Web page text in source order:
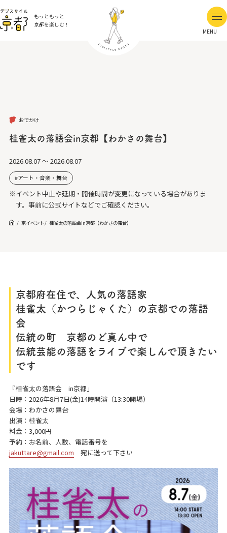
もっともっと
京都を楽しむ！
MENU
おでかけ
桂雀太の落語会in京都【わかさの舞台】
2026.08.07 ～ 2026.08.07
アート・音楽・舞台
※イベント中止や延期・開催時間が変更になっている場合がありま
す。事前に公式サイトなどでご確認ください。
京イベント 桂雀太の落語会in京都【わかさの舞台】
京都府在住で、人気の落語家
桂雀太（かつらじゃくた）の京都での落語
会
伝統の町 京都のど真ん中で
伝統芸能の落語をライブで楽しんで頂きたい
です
『桂雀太の落語会 in京都」
日時：2026年8月7日(金)14時開演（13:30開場）
会場：わかさの舞台
出演：桂雀太
料金：3,000円
予約：お名前、人数、電話番号を
jakuttare@gmail.com 宛に送って下さい